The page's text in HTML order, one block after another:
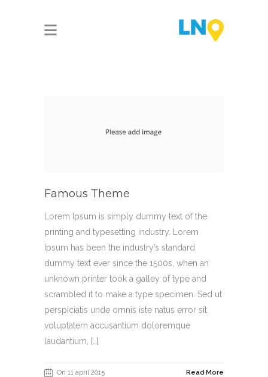
Famous Theme
Lorem Ipsum is simply dummy text of the
printing and typesetting industry. Lorem
Ipsum has been the industry’s standard
dummy text ever since the 1500s, when an
unknown printer took a galley of type and
scrambled it to make a type specimen. Sed ut
perspiciatis unde omnis iste natus error sit
voluptatem accusantium doloremque
laudantium, […]
On 11 april 2015 Read More